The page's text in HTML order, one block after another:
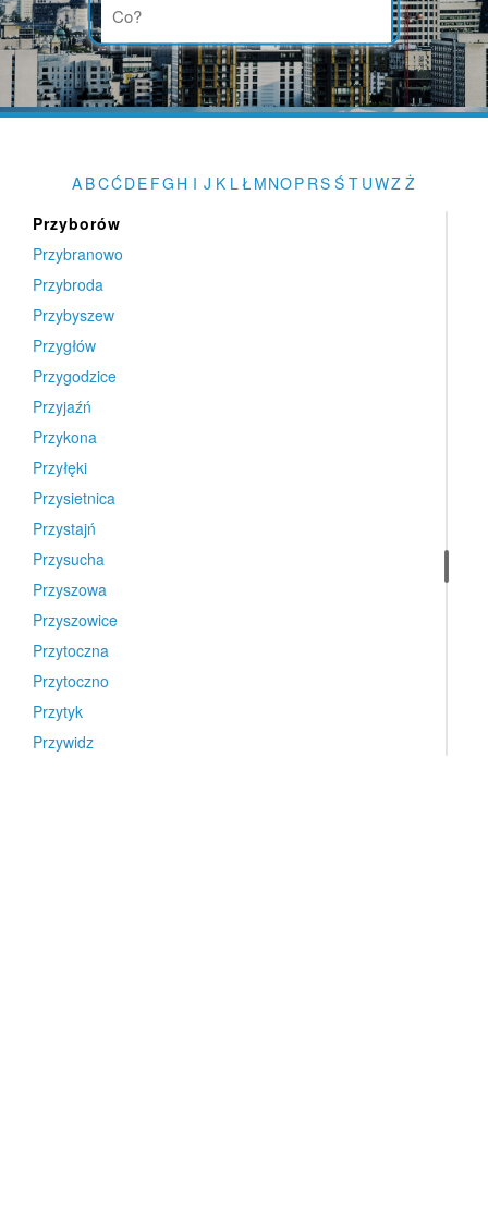
A BCĆDE FG H I J K LŁ MNOP RS Ś T UWZ Ż
Przerośl
Przesmyki
Przeworsk
Przewóz
Przyborów
Przybranowo
Przybroda
Przybyszew
Przygłów
Przygodzice
Przyjaźń
Przykona
Przyłęki
Przysietnica
Przystajń
Przysucha
Przyszowa
Przyszowice
Przytoczna
Przytoczno
Przytyk
Przywidz